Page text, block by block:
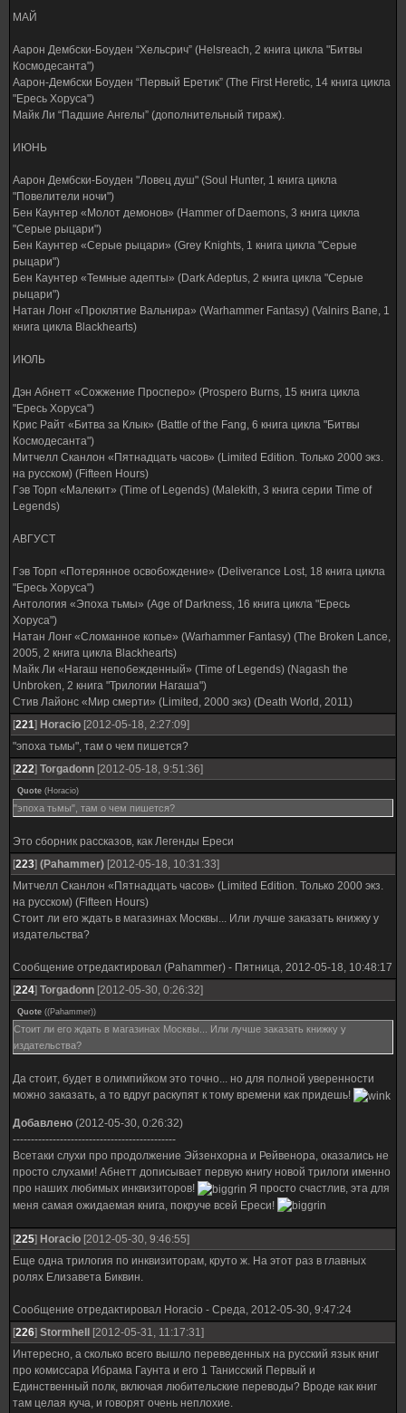
МАЙ
Аарон Дембски-Боуден “Хельсрич” (Helsreach, 2 книга цикла "Битвы
Космодесанта")
Аарон-Дембски Боуден “Первый Еретик” (The First Heretic, 14 книга цикла
"Ересь Хоруса")
Майк Ли “Падшие Ангелы” (дополнительный тираж).
ИЮНЬ
Аарон Дембски-Боуден "Ловец душ" (Soul Hunter, 1 книга цикла
"Повелители ночи")
Бен Каунтер «Молот демонов» (Hammer of Daemons, 3 книга цикла
"Серые рыцари")
Бен Каунтер «Серые рыцари» (Grey Knights, 1 книга цикла "Серые
рыцари")
Бен Каунтер «Темные адепты» (Dark Adeptus, 2 книга цикла "Серые
рыцари")
Натан Лонг «Проклятие Вальнира» (Warhammer Fantasy) (Valnirs Bane, 1
книга цикла Blackhearts)
ИЮЛЬ
Дэн Абнетт «Сожжение Просперо» (Prospero Burns, 15 книга цикла
"Ересь Хоруса")
Крис Райт «Битва за Клык» (Battle of the Fang, 6 книга цикла "Битвы
Космодесанта")
Митчелл Сканлон «Пятнадцать часов» (Limited Edition. Только 2000 экз.
на русском) (Fifteen Hours)
Гэв Торп «Малекит» (Time of Legends) (Malekith, 3 книга серии Time of
Legends)
АВГУСТ
Гэв Торп «Потерянное освобождение» (Deliverance Lost, 18 книга цикла
"Ересь Хоруса")
Антология «Эпоха тьмы» (Age of Darkness, 16 книга цикла "Ересь
Хоруса")
Натан Лонг «Сломанное копье» (Warhammer Fantasy) (The Broken Lance,
2005, 2 книга цикла Blackhearts)
Майк Ли «Нагаш непобежденный» (Time of Legends) (Nagash the
Unbroken, 2 книга "Трилогии Нагаша")
Стив Лайонс «Мир смерти» (Limited, 2000 экз) (Death World, 2011)
[221] Horacio [2012-05-18, 2:27:09]
"эпоха тьмы", там о чем пишется?
[222] Torgadonn [2012-05-18, 9:51:36]
Quote (Horacio)
"эпоха тьмы", там о чем пишется?
Это сборник рассказов, как Легенды Ереси
[223] (Pahammer) [2012-05-18, 10:31:33]
Митчелл Сканлон «Пятнадцать часов» (Limited Edition. Только 2000 экз.
на русском) (Fifteen Hours)
Стоит ли его ждать в магазинах Москвы... Или лучше заказать книжку у
издательства?
Сообщение отредактировал (Pahammer) - Пятница, 2012-05-18, 10:48:17
[224] Torgadonn [2012-05-30, 0:26:32]
Quote ((Pahammer))
Стоит ли его ждать в магазинах Москвы... Или лучше заказать книжку у
издательства?
Да стоит, будет в олимпийком это точно... но для полной уверенности
можно заказать, а то вдруг раскупят к тому времени как придешь!
Добавлено (2012-05-30, 0:26:32)
---------------------------------------------
Всетаки слухи про продолжение Эйзенхорна и Рейвенора, оказались не
просто слухами! Абнетт дописывает первую книгу новой трилоги именно
про наших любимых инквизиторов!
Я просто счастлив, эта для
меня самая ожидаемая книга, покруче всей Ереси!
[225] Horacio [2012-05-30, 9:46:55]
Еще одна трилогия по инквизиторам, круто ж. На этот раз в главных
ролях Елизавета Биквин.
Сообщение отредактировал Horacio - Среда, 2012-05-30, 9:47:24
[226] Stormhell
[2012-05-31, 11:17:31]
Интересно, а сколько всего вышло переведенных на русский язык книг
про комиссара Ибрама Гаунта и его 1 Танисский Первый и
Единственный полк, включая любительские переводы? Вроде как книг
там целая куча, и говорят очень неплохие.